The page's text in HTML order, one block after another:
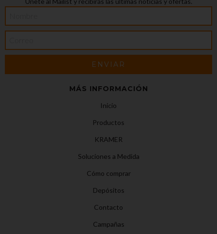
MÁS INFORMACIÓN
Inicio
Productos
KRAMER
Soluciones a Medida
Cómo comprar
Depósitos
Contacto
Campañas